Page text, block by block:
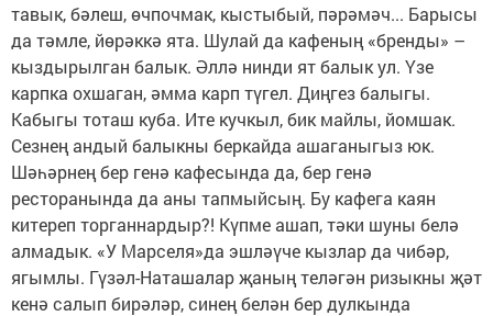
тавык, бәлеш, өчпочмак, кыстыбый, пәрәмәч... Барысы
да тәмле, йөрәккә ята. Шулай да кафеның «бренды» –
кыздырылган балык. Әллә нинди ят балык ул. Үзе
карпка охшаган, әмма карп түгел. Диңгез балыгы.
Кабыгы тоташ куба. Ите кучкыл, бик майлы, йомшак.
Сезнең андый балыкны беркайда ашаганыгыз юк.
Шәһәрнең бер генә кафесында да, бер генә
ресторанында да аны тапмыйсың. Бу кафега каян
китереп торганнардыр?! Күпме ашап, тәки шуны белә
алмадык. «У Марселя»да эшләүче кызлар да чибәр,
ягымлы. Гүзәл-Наташалар җаның теләгән ризыкны җәт
кенә салып бирәләр, синең белән бер дулкында